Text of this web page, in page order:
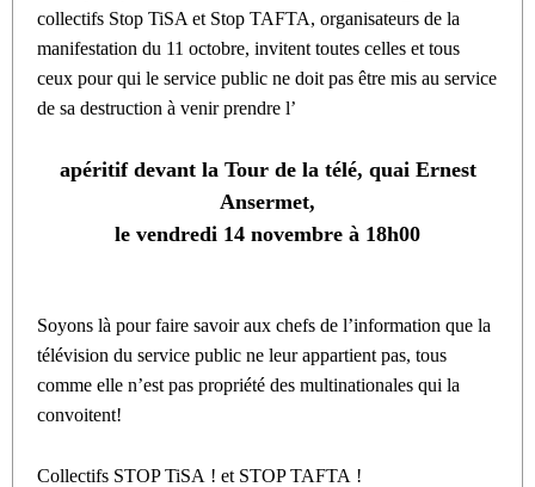
collectifs Stop TiSA et Stop TAFTA, organisateurs de la
manifestation du 11 octobre, invitent toutes celles et tous
ceux pour qui le service public ne doit pas être mis au service
de sa destruction à venir prendre l’
apéritif devant la Tour de la télé, quai Ernest
Ansermet,
le vendredi 14 novembre à 18h00
Soyons là pour faire savoir aux chefs de l’information que la
télévision du service public ne leur appartient pas, tous
comme elle n’est pas propriété des multinationales qui la
convoitent!
Collectifs STOP TiSA ! et STOP TAFTA !